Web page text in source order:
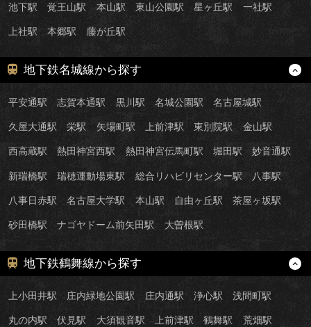
池下駅 覚王山駅 本山駅 東山公園駅 星ヶ丘駅 一社駅
上社駅 本郷駅 藤が丘駅
地下鉄名城線から探す
平安通駅 志賀本通駅 黒川駅 名城公園駅 名古屋城駅
久屋大通駅 栄駅 矢場町駅 上前津駅 東別院駅 金山駅
西高蔵駅 熱田神宮西駅 熱田神宮伝馬町駅 堀田駅 妙音通駅
新瑞橋駅 瑞穂運動場東駅 総合リハビリセンター駅 八事駅
八事日赤駅 名古屋大学駅 本山駅 自由ヶ丘駅 茶屋ヶ坂駅
砂田橋駅 ナゴヤドーム前矢田駅 大曽根駅
地下鉄鶴舞線から探す
上小田井駅 庄内緑地公園駅 庄内通駅 浄心駅 浅間町駅
丸の内駅 伏見駅 大須観音駅 上前津駅 鶴舞駅 荒畑駅